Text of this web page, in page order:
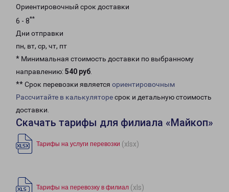
Ориентировочный срок доставки
6 - 8**
Дни отправки
пн, вт, ср, чт, пт
* Минимальная стоимость доставки по выбранному
направлению: 540 руб.
** Срок перевозки является ориентировочным
Рассчитайте в калькуляторесрок и детальную стоимость
доставки.
Скачать тарифы для филиала «Майкоп»
Тарифы на услуги перевозки (xlsx)
Тарифы на перевозку в филиал (xls)